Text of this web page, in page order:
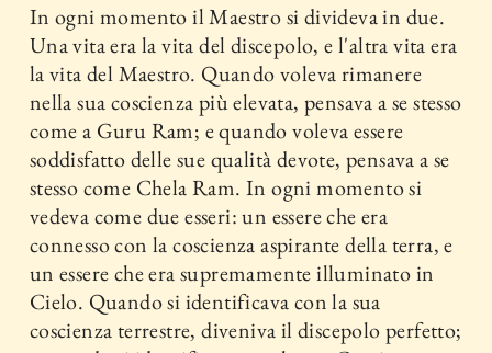
In ogni momento il Maestro si divideva in due.
Una vita era la vita del discepolo, e l'altra vita era
la vita del Maestro. Quando voleva rimanere
nella sua coscienza più elevata, pensava a se stesso
come a Guru Ram; e quando voleva essere
soddisfatto delle sue qualità devote, pensava a se
stesso come Chela Ram. In ogni momento si
vedeva come due esseri: un essere che era
connesso con la coscienza aspirante della terra, e
un essere che era supremamente illuminato in
Cielo. Quando si identificava con la sua
coscienza terrestre, diveniva il discepolo perfetto;